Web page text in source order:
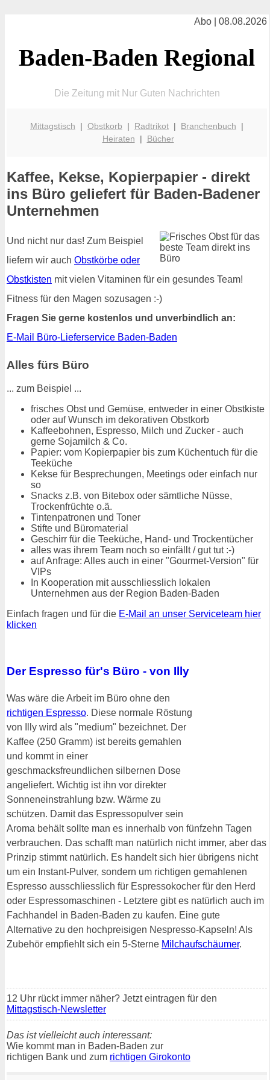
Abo | 08.08.2026
Baden-Baden Regional
Die Zeitung mit Nur Guten Nachrichten
Mittagstisch | Obstkorb | Radtrikot | Branchenbuch |
Heiraten | Bücher
Kaffee, Kekse, Kopierpapier - direkt
ins Büro geliefert für Baden-Badener
Unternehmen
Und nicht nur das! Zum Beispiel
liefern wir auch Obstkörbe oder
Obstkisten mit vielen Vitaminen für ein gesundes Team!
Fitness für den Magen sozusagen :-)
Fragen Sie gerne kostenlos und unverbindlich an:
E-Mail Büro-Lieferservice Baden-Baden
Alles fürs Büro
... zum Beispiel ...
frisches Obst und Gemüse, entweder in einer Obstkiste
oder auf Wunsch im dekorativen Obstkorb
Kaffeebohnen, Espresso, Milch und Zucker - auch
gerne Sojamilch & Co.
Papier: vom Kopierpapier bis zum Küchentuch für die
Teeküche
Kekse für Besprechungen, Meetings oder einfach nur
so
Snacks z.B. von Bitebox oder sämtliche Nüsse,
Trockenfrüchte o.ä.
Tintenpatronen und Toner
Stifte und Büromaterial
Geschirr für die Teeküche, Hand- und Trockentücher
alles was ihrem Team noch so einfällt / gut tut :-)
auf Anfrage: Alles auch in einer "Gourmet-Version" für
VIPs
In Kooperation mit ausschliesslich lokalen
Unternehmen aus der Region Baden-Baden
Einfach fragen und für die E-Mail an unser Serviceteam hier
klicken
Der Espresso für's Büro - von Illy
Was wäre die Arbeit im Büro ohne den
richtigen Espresso. Diese normale Röstung
von Illy wird als "medium" bezeichnet. Der
Kaffee (250 Gramm) ist bereits gemahlen
und kommt in einer
geschmacksfreundlichen silbernen Dose
angeliefert. Wichtig ist ihn vor direkter
Sonneneinstrahlung bzw. Wärme zu
schützen. Damit das Espressopulver sein
Aroma behält sollte man es innerhalb von fünfzehn Tagen
verbrauchen. Das schafft man natürlich nicht immer, aber das
Prinzip stimmt natürlich. Es handelt sich hier übrigens nicht
um ein Instant-Pulver, sondern um richtigen gemahlenen
Espresso ausschliesslich für Espressokocher für den Herd
oder Espressomaschinen - Letztere gibt es natürlich auch im
Fachhandel in Baden-Baden zu kaufen. Eine gute
Alternative zu den hochpreisigen Nespresso-Kapseln! Als
Zubehör empfiehlt sich ein 5-Sterne Milchaufschäumer.
12 Uhr rückt immer näher? Jetzt eintragen für den
Mittagstisch-Newsletter
Das ist vielleicht auch interessant:
Wie kommt man in Baden-Baden zur
richtigen Bank und zum richtigen Girokonto